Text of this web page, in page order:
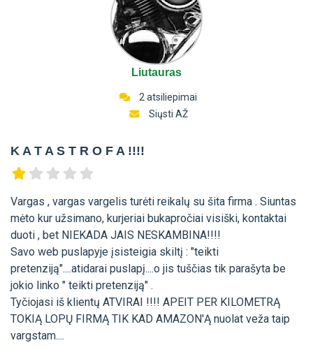
Liutauras
2 atsiliepimai
Siųsti AŽ
K A T A S T R O F A !!!!
Vargas , vargas vargelis turėti reikalų su šita firma . Siuntas
mėto kur užsimano, kurjeriai bukapročiai visiški, kontaktai
duoti , bet NIEKADA JAIS NESKAMBINA!!!!
Savo web puslapyje įsisteigia skiltį : "teikti
pretenziją"....atidarai puslapį....o jis tuščias tik parašyta be
jokio linko " teikti pretenziją" .
Tyčiojasi iš klientų ATVIRAI !!!! APEIT PER KILOMETRĄ
TOKIĄ LOPŲ FIRMĄ TIK KAD AMAZON'Ą nuolat veža taip
vargstam....